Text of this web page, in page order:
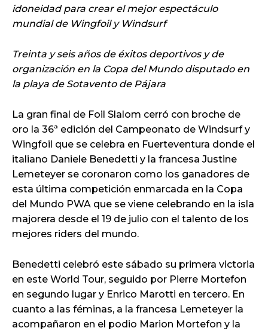
idoneidad para crear el mejor espectáculo
mundial de Wingfoil y Windsurf
Treinta y seis años de éxitos deportivos y de
organización en la Copa del Mundo disputado en
la playa de Sotavento de Pájara
La gran final de Foil Slalom cerró con broche de
oro la 36ª edición del Campeonato de Windsurf y
Wingfoil que se celebra en Fuerteventura donde el
italiano Daniele Benedetti y la francesa Justine
Lemeteyer se coronaron como los ganadores de
esta última competición enmarcada en la Copa
del Mundo PWA que se viene celebrando en la isla
majorera desde el 19 de julio con el talento de los
mejores riders del mundo.
Benedetti celebró este sábado su primera victoria
en este World Tour, seguido por Pierre Mortefon
en segundo lugar y Enrico Marotti en tercero. En
cuanto a las féminas, a la francesa Lemeteyer la
acompañaron en el podio Marion Mortefon y la